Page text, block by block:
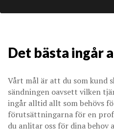
Det bästa ingår
Vårt mål är att du som kund
sändningen oavsett vilken
ingår alltid allt som behövs
förutsättningarna för en
du anlitar oss för dina behov